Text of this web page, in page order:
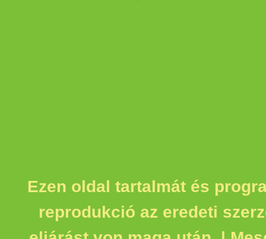
Ezen oldal tartalmát és
reprodukció az eredeti